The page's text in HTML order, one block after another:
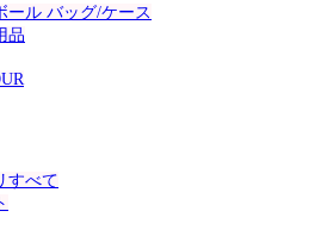
ール バッグ/ケース
品
すべて